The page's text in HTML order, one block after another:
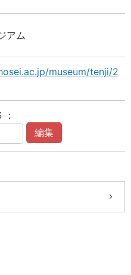
アム
museum/tenji/2
編集